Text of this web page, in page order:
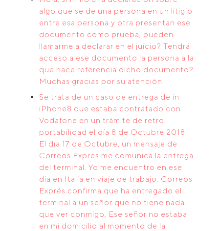
algo que se de una persona en un litigio
entre esa persona y otra presentan ese
documento como prueba, pueden
llamarme a declarar en el juicio? Tendrá
acceso a ese documento la persona a la
que hace referencia dicho documento?
Muchas gracias por su atención.
Se trata de un caso de entrega de in
iPhone8 que estaba contratado con
Vodafone en un trámite de retro
portabilidad el día 8 de Octubre 2018.
El día 17 de Octubre, un mensaje de
Correos Expres me comunica la entrega
del terminal. Yo me encuentro en ese
día en Italia en viaje de trabajo. Correos
Exprés confirma que ha entregado el
terminal a un señor que no tiene nada
que ver conmigo. Ese señor no estaba
en mi domicilio al momento de la